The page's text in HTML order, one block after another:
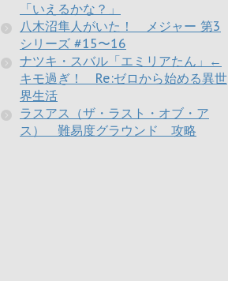
「いえるかな？」
八木沼隼人がいた！ メジャー 第3
シリーズ #15〜16
ナツキ・スバル「エミリアたん」←
キモ過ぎ！ Re:ゼロから始める異世
界生活
ラスアス（ザ・ラスト・オブ・ア
ス） 難易度グラウンド 攻略